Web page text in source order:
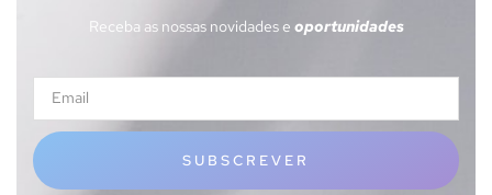
Receba as nossas novidades e oportunidades
SUBSCREVER